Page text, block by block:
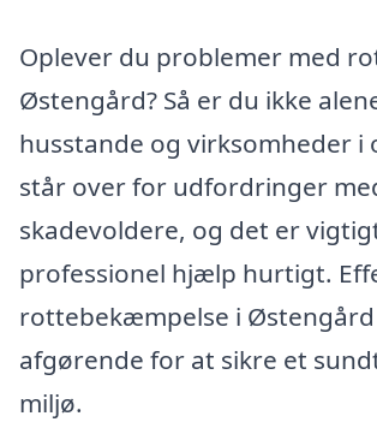
Oplever du problemer med
Østengård? Så er du ikke
husstande og virksomheder i
står over for udfordringer
skadevoldere, og det er
professionel hjælp hurtigt.
rottebekæmpelse i
afgørende for at sikre et
miljø.